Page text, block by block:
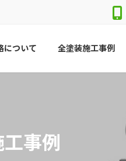
について 全塗装施工事例
事例